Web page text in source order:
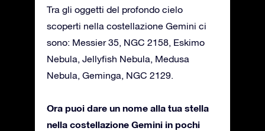
Tra gli oggetti del profondo cielo
scoperti nella costellazione Gemini ci
sono: Messier 35, NGC 2158, Eskimo
Nebula, Jellyfish Nebula, Medusa
Nebula, Geminga, NGC 2129.
Ora puoi dare un nome alla tua stella
nella costellazione Gemini in pochi